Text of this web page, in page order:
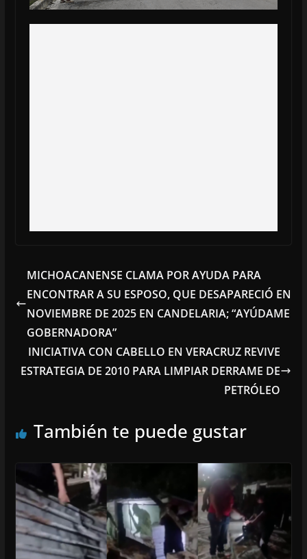
MICHOACANENSE CLAMA POR AYUDA PARA
ENCONTRAR A SU ESPOSO, QUE DESAPARECIÓ EN
NOVIEMBRE DE 2025 EN CANDELARIA; “AYÚDAME
GOBERNADORA”
INICIATIVA CON CABELLO EN VERACRUZ REVIVE
ESTRATEGIA DE 2010 PARA LIMPIAR DERRAME DE
PETRÓLEO
También te puede gustar